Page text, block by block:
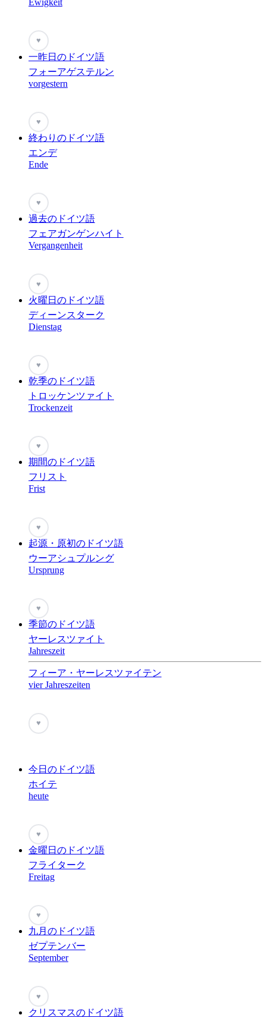
Ewigkeit
♥
一昨日のドイツ語
フォーアゲステルン
vorgestern
♥
終わりのドイツ語
エンデ
Ende
♥
過去のドイツ語
フェアガンゲンハイト
Vergangenheit
♥
火曜日のドイツ語
ディーンスターク
Dienstag
♥
乾季のドイツ語
トロッケンツァイト
Trockenzeit
♥
期間のドイツ語
フリスト
Frist
♥
起源・原初のドイツ語
ウーアシュプルング
Ursprung
♥
季節のドイツ語
ヤーレスツァイト
Jahreszeit
フィーア・ヤーレスツァイテン
vier Jahreszeiten
♥
今日のドイツ語
ホイテ
heute
♥
金曜日のドイツ語
フライターク
Freitag
♥
九月のドイツ語
ゼプテンバー
September
♥
クリスマスのドイツ語